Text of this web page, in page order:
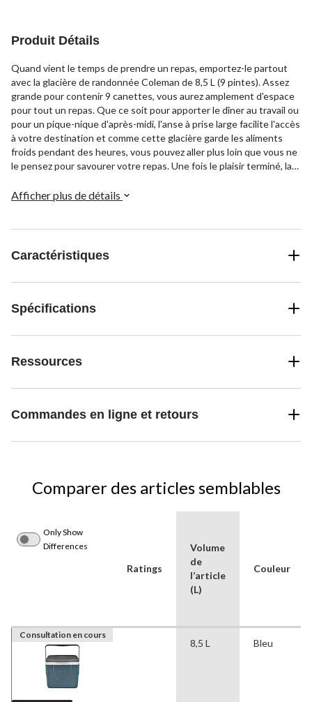
Produit Détails
Quand vient le temps de prendre un repas, emportez-le partout
avec la glacière de randonnée Coleman de 8,5 L (9 pintes). Assez
grande pour contenir 9 canettes, vous aurez amplement d'espace
pour tout un repas. Que ce soit pour apporter le dîner au travail ou
pour un pique-nique d'après-midi, l'anse à prise large facilite l'accès
à votre destination et comme cette glacière garde les aliments
froids pendant des heures, vous pouvez aller plus loin que vous ne
le pensez pour savourer votre repas. Une fois le plaisir terminé, la
pour votre prochaine aventure amusante.
Afficher plus de détails
Caractéristiques
Spécifications
Ressources
Commandes en ligne et retours
Comparer des articles semblables
Only Show
Differences
Ratings
Volume
de
l’article
(L)
Couleur
Consultation en cours
8,5 L Bleu